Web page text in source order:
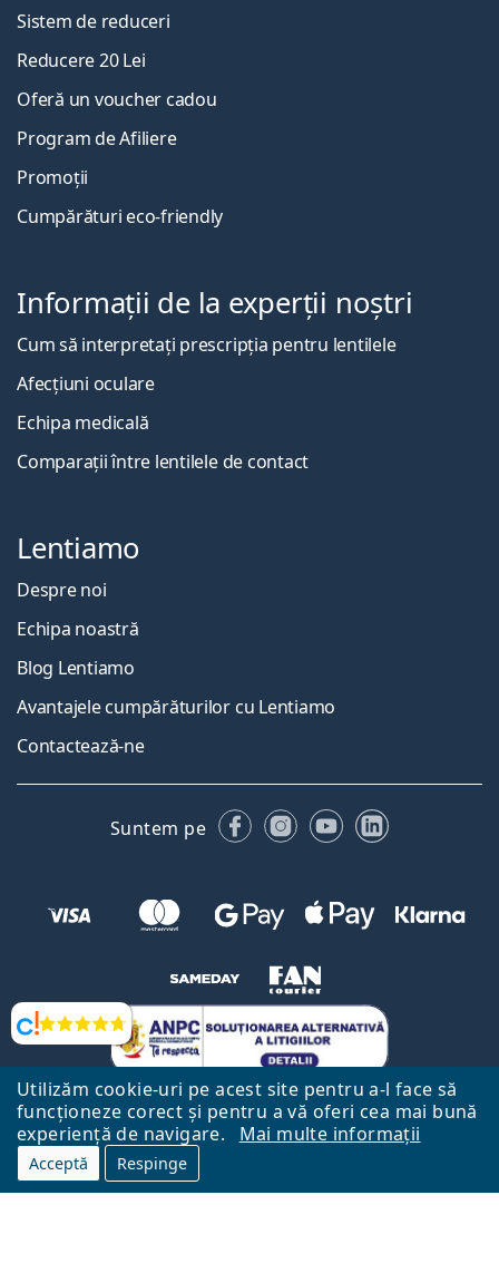
Utilizăm cookie-uri pe acest site pentru a-l face să
funcționeze corect și pentru a vă oferi cea mai bună
experiență de navigare.
Mai multe informații
Acceptă Respinge
Opinii
Sistem de reduceri
Reducere 20 Lei
Oferă un voucher cadou
Program de Afiliere
Promoții
Cumpărături eco-friendly
Informații de la experții noștri
Cum să interpretați prescripția pentru lentilele
Afecțiuni oculare
Echipa medicală
Comparații între lentilele de contact
Lentiamo
Despre noi
Echipa noastră
Blog Lentiamo
Avantajele cumpărăturilor cu Lentiamo
Contactează-ne
Suntem pe FacebookInstagram
YouTubeLinkedIn
Către Pagina Principală
Mai sus